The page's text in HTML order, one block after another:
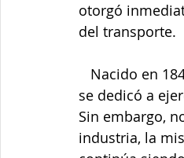
otorgó
del transporte.
Nacido en
se dedicó a
Sin embargo,
industria, la